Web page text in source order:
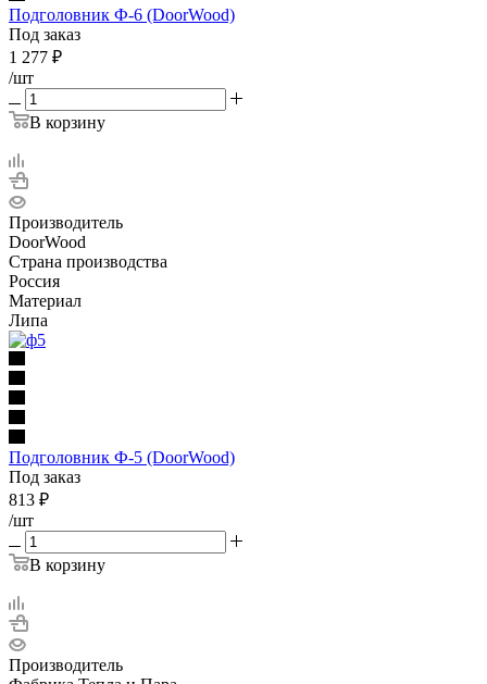
Подголовник Ф-6 (DoorWood)
Под заказ
1 277 ₽
/шт
В корзину
Производитель
DoorWood
Страна производства
Россия
Материал
Липа
Подголовник Ф-5 (DoorWood)
Под заказ
813 ₽
/шт
В корзину
Производитель